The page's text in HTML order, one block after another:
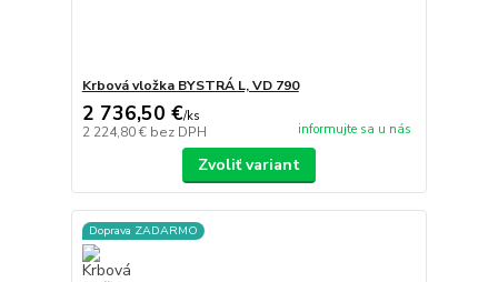
Krbová vložka BYSTRÁ L, VD 790
2 736,50 €/ks
2 224,80 € bez DPH informujte sa u nás
Zvoliť variant
Doprava ZADARMO